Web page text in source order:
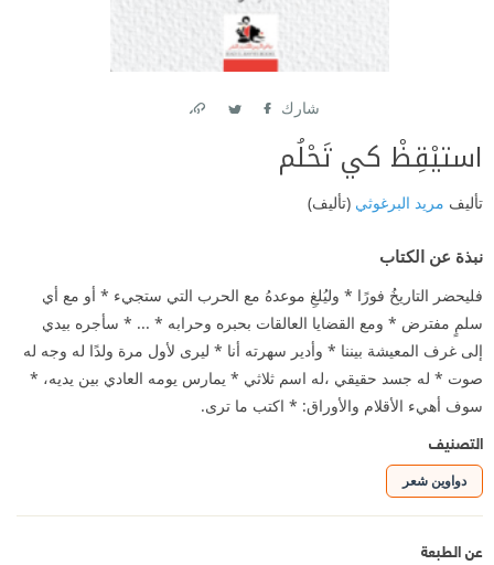
شارك
استيْقِظْ كي تَحْلُم
تأليف مريد البرغوثي (تأليف)
نبذة عن الكتاب
فليحضر التاريخُ فورًا * وليُلغِ موعدهُ مع الحرب التي ستجيء * أو مع أي
سلمٍ مفترض * ومع القضايا العالقات بحبره وحرابه * ... * سأجره بيدي
إلى غرف المعيشة بيننا * وأدير سهرته أنا * ليرى لأول مرة ولدًا له وجه له
صوت * له جسد حقيقي ،له اسم ثلاثي * يمارس يومه العادي بين يديه، *
سوف أهيء الأقلام والأوراق: * اكتب ما ترى.
التصنيف
دواوين شعر
عن الطبعة